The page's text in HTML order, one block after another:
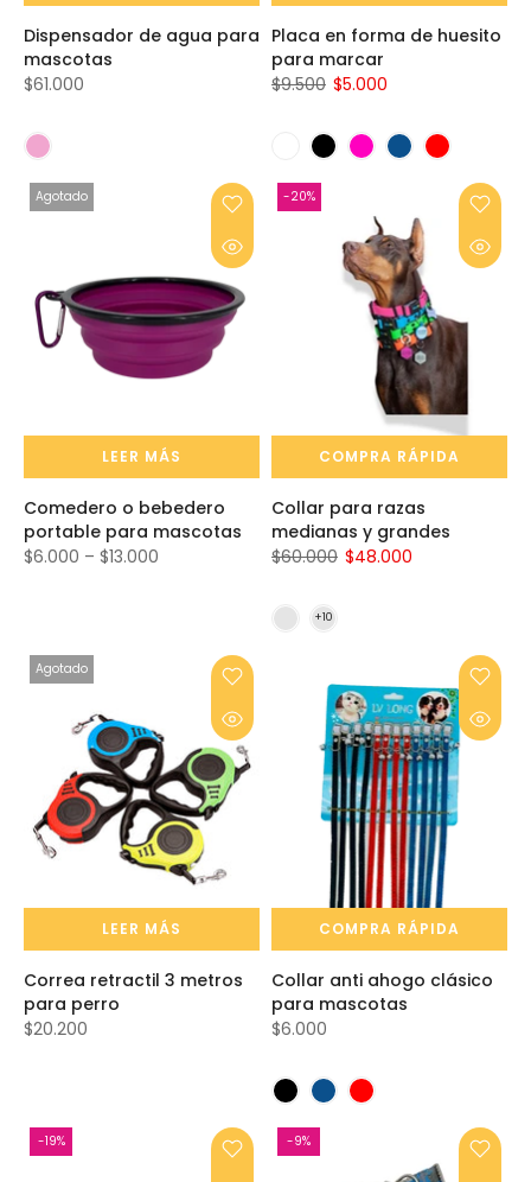
Dispensador de agua para
mascotas
$61.000
Placa en forma de huesito
para marcar
$9.500 $5.000
Agotado
LEER MÁS
Comedero o bebedero
portable para mascotas
$6.000 – $13.000
-20%
COMPRA RÁPIDA
Collar para razas
medianas y grandes
$60.000 $48.000
Agotado
LEER MÁS
Correa retractil 3 metros
para perro
$20.200
COMPRA RÁPIDA
Collar anti ahogo clásico
para mascotas
$6.000
-19% -9%